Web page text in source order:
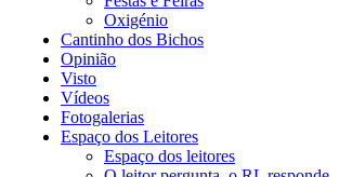
Oxigénio
Cantinho dos Bichos
Opinião
Visto
Vídeos
Fotogalerias
Espaço dos Leitores
Espaço dos leitores